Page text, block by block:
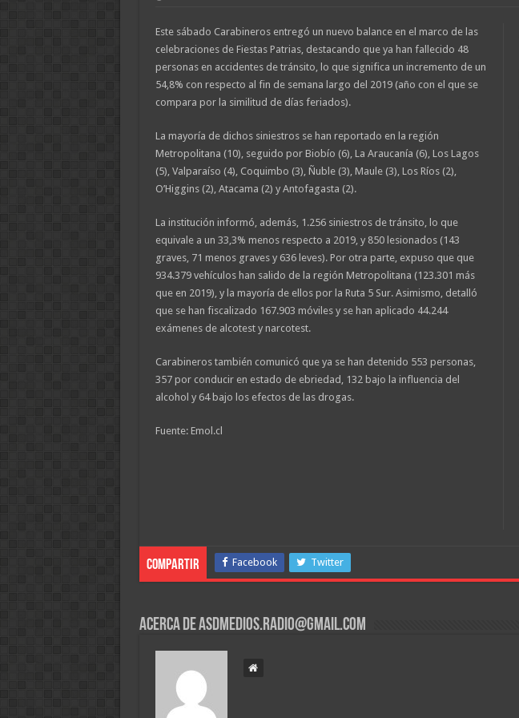
Este sábado Carabineros entregó un nuevo balance en el marco de las
celebraciones de Fiestas Patrias, destacando que ya han fallecido 48
personas en accidentes de tránsito, lo que significa un incremento de un
54,8% con respecto al fin de semana largo del 2019 (año con el que se
compara por la similitud de días feriados).
La mayoría de dichos siniestros se han reportado en la región
Metropolitana (10), seguido por Biobío (6), La Araucanía (6), Los Lagos
(5), Valparaíso (4), Coquimbo (3), Ñuble (3), Maule (3), Los Ríos (2),
O’Higgins (2), Atacama (2) y Antofagasta (2).
La institución informó, además, 1.256 siniestros de tránsito, lo que
equivale a un 33,3% menos respecto a 2019, y 850 lesionados (143
graves, 71 menos graves y 636 leves). Por otra parte, expuso que que
934.379 vehículos han salido de la región Metropolitana (123.301 más
que en 2019), y la mayoría de ellos por la Ruta 5 Sur. Asimismo, detalló
que se han fiscalizado 167.903 móviles y se han aplicado 44.244
exámenes de alcotest y narcotest.
Carabineros también comunicó que ya se han detenido 553 personas,
357 por conducir en estado de ebriedad, 132 bajo la influencia del
alcohol y 64 bajo los efectos de las drogas.
Fuente: Emol.cl
Compartir Facebook Twitter
Acerca de asdmedios.radio@gmail.com